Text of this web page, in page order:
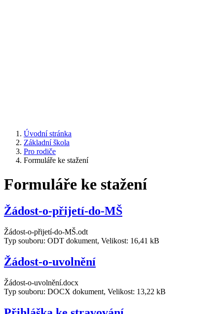
Úvodní stránka
Základní škola
Pro rodiče
Formuláře ke stažení
Formuláře ke stažení
Žádost-o-přijetí-do-MŠ
Žádost-o-přijetí-do-MŠ.odt
Typ souboru: ODT dokument, Velikost: 16,41 kB
Žádost-o-uvolnění
Žádost-o-uvolnění.docx
Typ souboru: DOCX dokument, Velikost: 13,22 kB